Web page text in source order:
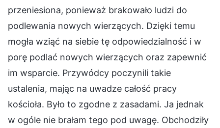
przeniesiona, ponieważ brakowało ludzi do
podlewania nowych wierzących. Dzięki temu
mogła wziąć na siebie tę odpowiedzialność i w
porę podlać nowych wierzących oraz zapewnić
im wsparcie. Przywódcy poczynili takie
ustalenia, mając na uwadze całość pracy
kościoła. Było to zgodne z zasadami. Ja jednak
w ogóle nie brałam tego pod uwagę. Obchodziły